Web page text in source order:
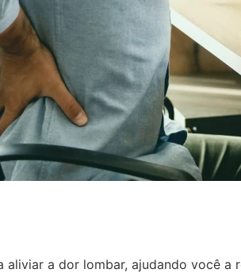
a dor lombar, ajudando você a